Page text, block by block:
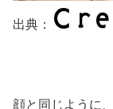
出典：
顔と同じように